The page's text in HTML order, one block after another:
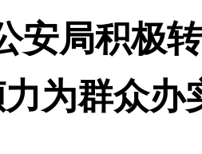
安局积极
为群众办